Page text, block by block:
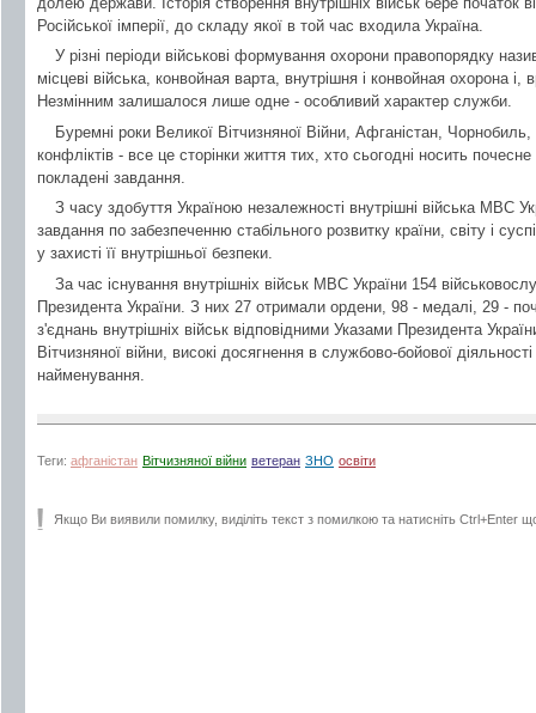
Російської імперії, до складу якої в той час входила Україна.
У різні періоди військові формування охорони правопорядку
місцеві війська, конвойная варта, внутрішня і конвойная охорона і,
Незмінним залишалося лише одне - особливий характер служби.
Буремні роки Великої Вітчизняної Війни, Афганістан,
конфліктів - все це сторінки життя тих, хто сьогодні носить
покладені завдання.
З часу здобуття Україною незалежності внутрішні війська МВС
завдання по забезпеченню стабільного розвитку країни, світу і
у захисті її внутрішньої безпеки.
За час існування внутрішніх військ МВС України 154
Президента України. З них 27 отримали ордени, 98 - медалі, 29 -
з'єднань внутрішніх військ відповідними Указами Президента
Вітчизняної війни, високі досягнення в службово-бойової
найменування.
Теги: афганістан Вітчизняної війни ветеран ЗНО освіти
Якщо Ви виявили помилку, виділіть текст з помилкою та натисніть Ctrl+Enter